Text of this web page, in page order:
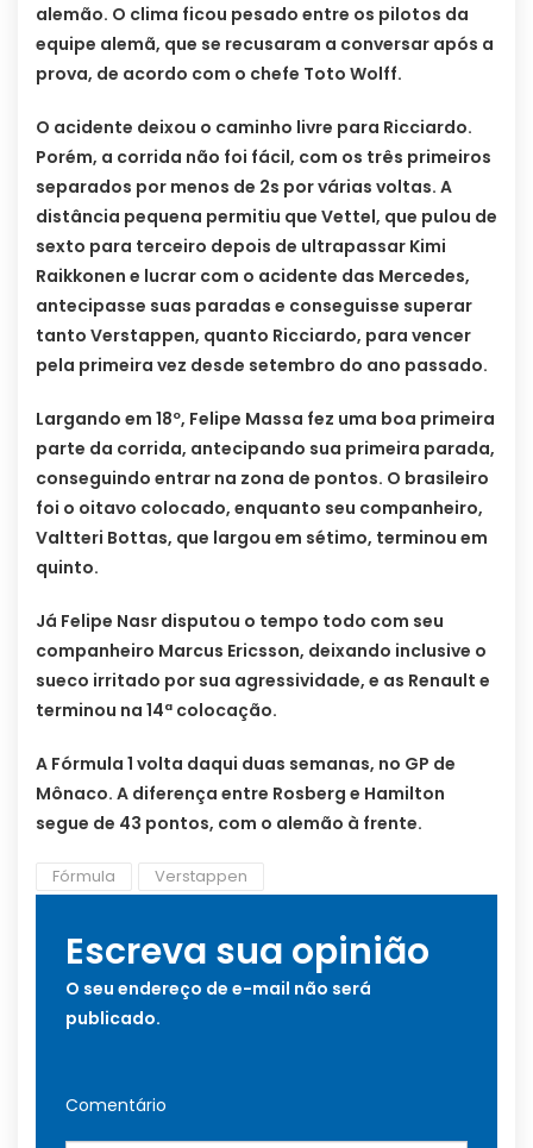
alemão. O clima ficou pesado entre os pilotos da
equipe alemã, que se recusaram a conversar após a
prova, de acordo com o chefe Toto Wolff.
O acidente deixou o caminho livre para Ricciardo.
Porém, a corrida não foi fácil, com os três primeiros
separados por menos de 2s por várias voltas. A
distância pequena permitiu que Vettel, que pulou de
sexto para terceiro depois de ultrapassar Kimi
Raikkonen e lucrar com o acidente das Mercedes,
antecipasse suas paradas e conseguisse superar
tanto Verstappen, quanto Ricciardo, para vencer
pela primeira vez desde setembro do ano passado.
Largando em 18º, Felipe Massa fez uma boa primeira
parte da corrida, antecipando sua primeira parada,
conseguindo entrar na zona de pontos. O brasileiro
foi o oitavo colocado, enquanto seu companheiro,
Valtteri Bottas, que largou em sétimo, terminou em
quinto.
Já Felipe Nasr disputou o tempo todo com seu
companheiro Marcus Ericsson, deixando inclusive o
sueco irritado por sua agressividade, e as Renault e
terminou na 14ª colocação.
A Fórmula 1 volta daqui duas semanas, no GP de
Mônaco. A diferença entre Rosberg e Hamilton
segue de 43 pontos, com o alemão à frente.
Fórmula Verstappen
Escreva sua opinião
O seu endereço de e-mail não será
publicado.
Comentário